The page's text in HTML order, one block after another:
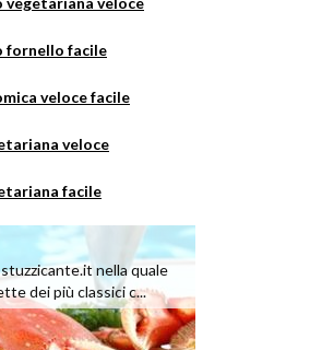
facile
veloce facile
veloce
facile
nella quale
dei più classici c...